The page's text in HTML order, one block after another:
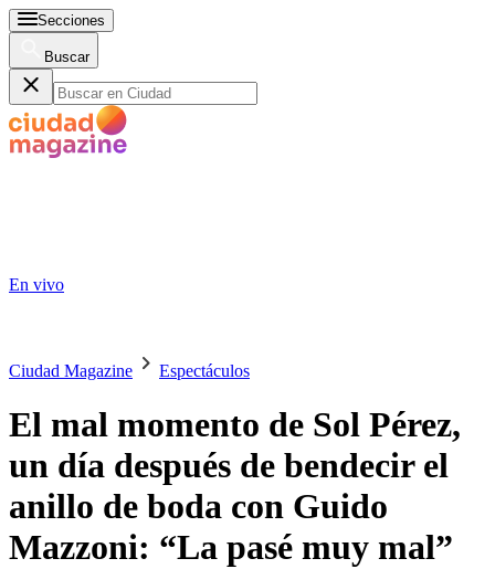
Secciones
Buscar
En vivo
Ciudad Magazine Espectáculos
El mal momento de Sol Pérez,
un día después de bendecir el
anillo de boda con Guido
Mazzoni: “La pasé muy mal”